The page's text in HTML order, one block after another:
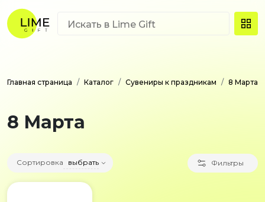
Главная страница Каталог Сувениры к праздникам 8 Марта
8 Марта
Сортировка выбрать Фильтры